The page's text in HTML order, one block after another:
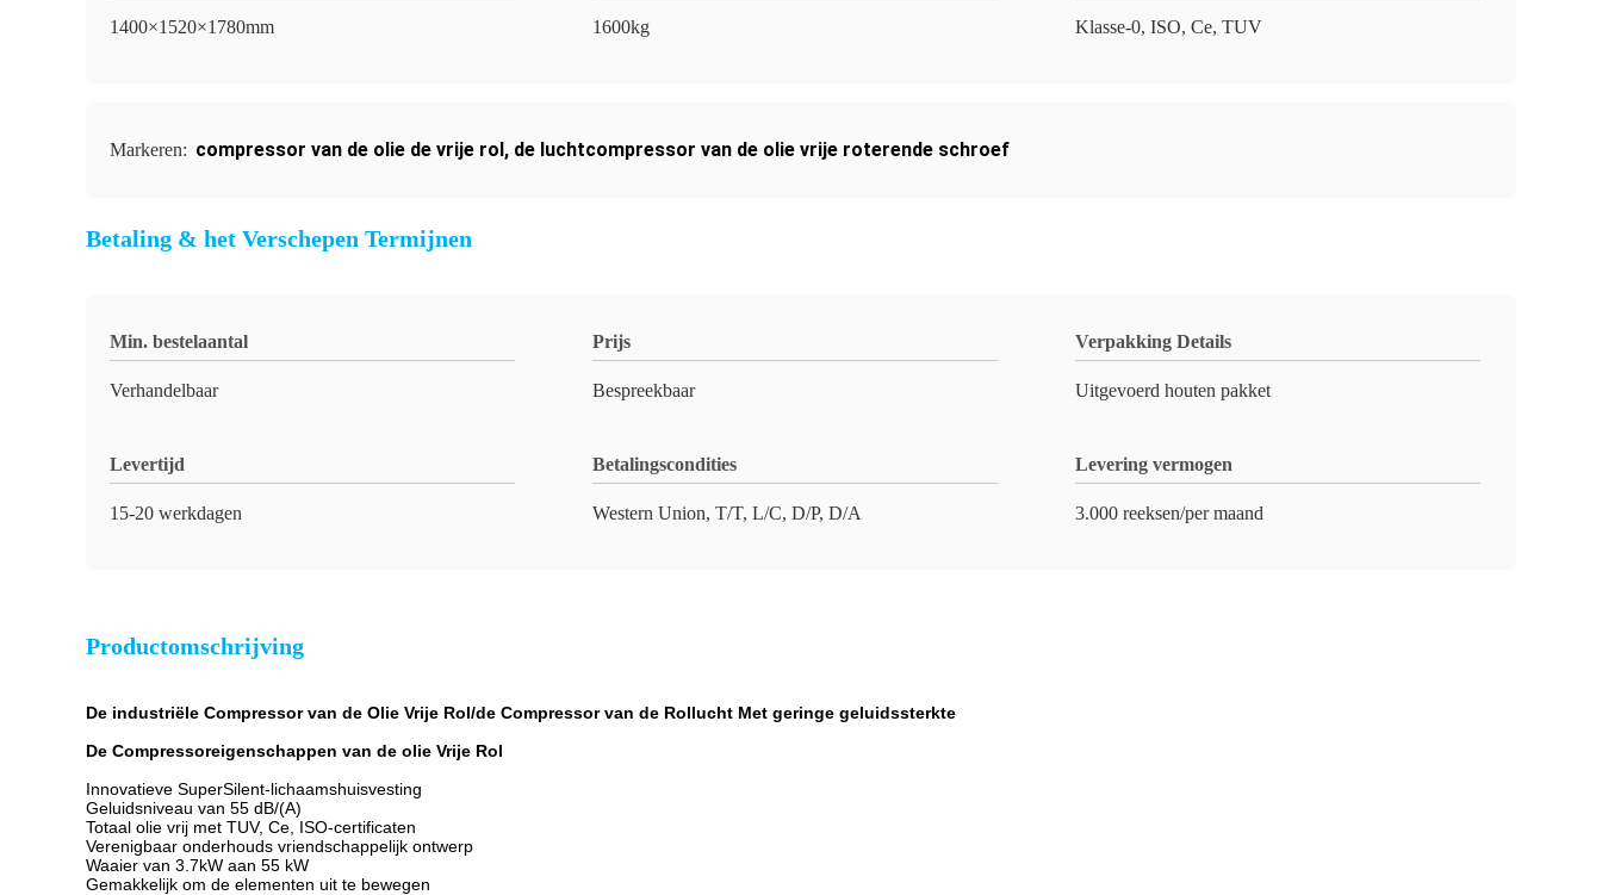
1400×1520×1780mm 1600kg Klasse-0, ISO, Ce, TUV
Markeren: compressor van de olie de vrije rol, de luchtcompressor van de olie vrije roterende schroef
Betaling & het Verschepen Termijnen
Min. bestelaantal
Verhandelbaar
Prijs
Bespreekbaar
Verpakking Details
Uitgevoerd houten pakket
Levertijd
15-20 werkdagen
Betalingscondities
Western Union, T/T, L/C, D/P, D/A
Levering vermogen
3.000 reeksen/per maand
Productomschrijving
De industriële Compressor van de Olie Vrije Rol/de Compressor van de Rollucht Met geringe geluidssterkte
De Compressoreigenschappen van de olie Vrije Rol
Innovatieve SuperSilent-lichaamshuisvesting
Geluidsniveau van 55 dB/(A)
Totaal olie vrij met TUV, Ce, ISO-certificaten
Verenigbaar onderhouds vriendschappelijk ontwerp
Waaier van 3.7kW aan 55 kW
Gemakkelijk om de elementen uit te bewegen